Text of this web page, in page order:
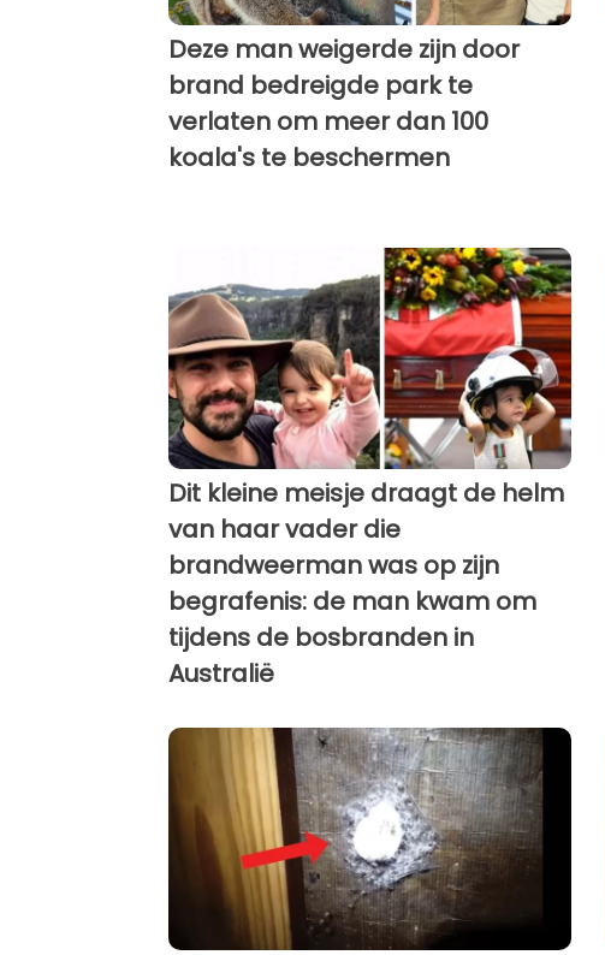
Deze man weigerde zijn door
brand bedreigde park te
verlaten om meer dan 100
koala's te beschermen
Dit kleine meisje draagt de helm
van haar vader die
brandweerman was op zijn
begrafenis: de man kwam om
tijdens de bosbranden in
Australië